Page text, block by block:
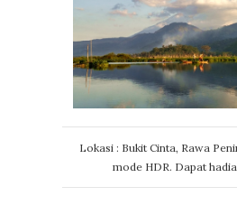
Lokasi : Bukit Cinta, Rawa
mode HDR. Dapat